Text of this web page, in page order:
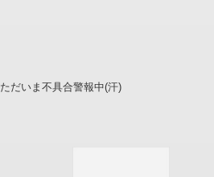
ただいま不具合警報中(汗)